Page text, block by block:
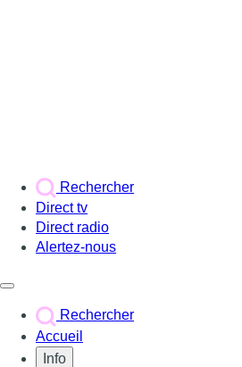
Rechercher
Direct tv
Direct radio
Alertez-nous
Rechercher
Accueil
Info